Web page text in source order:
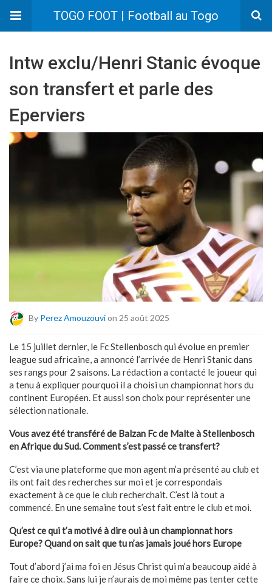
TOGO FOOT | Football au Togo
Intw exclu/Henri Stanic évoque
son transfert et parle des
Eperviers
By Perez Amouzouvion 25 août 2025
Le 15 juillet dernier, le Fc Stellenbosch qui évolue en premier
league sud africaine, a annoncé l’arrivée de Henri Stanic dans
ses rangs pour 2 saisons. La rédaction a contacté le joueur qui
a tenu à expliquer pourquoi il a choisi un championnat hors du
continent Européen. Et aussi son choix pour représenter une
sélection nationale.
Vous avez été transféré de Balzan Fc de Malte à Stellenbosch
en Afrique du Sud. Comment s’est passé ce transfert?
C’est via une plateforme que mon agent m’a présenté au club et
ils ont fait des recherches sur moi et je correspondais
exactement à ce que le club recherchait. C’est là tout a
commencé. En une semaine tout s’est fait entre le club et moi.
Qu’est ce qui t’a motivé à dire oui à un championnat hors
Europe? Quand on sait que tu n’as jamais joué hors Europe
Tout d’abord j’ai ma foi en Jésus Christ qui m’a beaucoup aidé à
faire ce choix. Sans lui je n’aurais de moi même pas tenter cette